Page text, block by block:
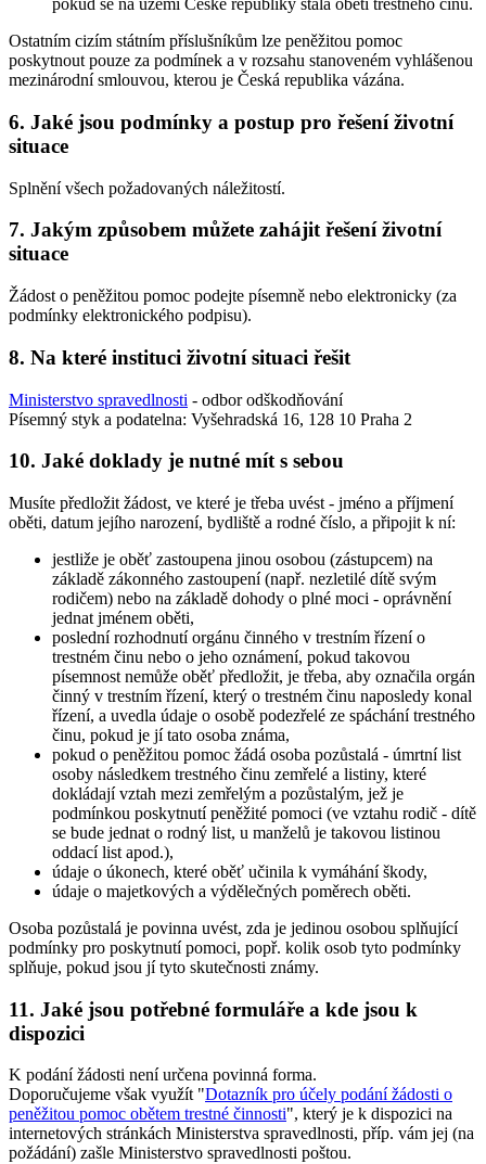
pokud se na území České republiky stala obětí trestného činu.
Ostatním cizím státním příslušníkům lze peněžitou pomoc
poskytnout pouze za podmínek a v rozsahu stanoveném vyhlášenou
mezinárodní smlouvou, kterou je Česká republika vázána.
6. Jaké jsou podmínky a postup pro řešení životní
situace
Splnění všech požadovaných náležitostí.
7. Jakým způsobem můžete zahájit řešení životní
situace
Žádost o peněžitou pomoc podejte písemně nebo elektronicky (za
podmínky elektronického podpisu).
8. Na které instituci životní situaci řešit
Ministerstvo spravedlnosti - odbor odškodňování
Písemný styk a podatelna: Vyšehradská 16, 128 10 Praha 2
10. Jaké doklady je nutné mít s sebou
Musíte předložit žádost, ve které je třeba uvést - jméno a příjmení
oběti, datum jejího narození, bydliště a rodné číslo, a připojit k ní:
jestliže je oběť zastoupena jinou osobou (zástupcem) na
základě zákonného zastoupení (např. nezletilé dítě svým
rodičem) nebo na základě dohody o plné moci - oprávnění
jednat jménem oběti,
poslední rozhodnutí orgánu činného v trestním řízení o
trestném činu nebo o jeho oznámení, pokud takovou
písemnost nemůže oběť předložit, je třeba, aby označila orgán
činný v trestním řízení, který o trestném činu naposledy konal
řízení, a uvedla údaje o osobě podezřelé ze spáchání trestného
činu, pokud je jí tato osoba známa,
pokud o peněžitou pomoc žádá osoba pozůstalá - úmrtní list
osoby následkem trestného činu zemřelé a listiny, které
dokládají vztah mezi zemřelým a pozůstalým, jež je
podmínkou poskytnutí peněžité pomoci (ve vztahu rodič - dítě
se bude jednat o rodný list, u manželů je takovou listinou
oddací list apod.),
údaje o úkonech, které oběť učinila k vymáhání škody,
údaje o majetkových a výdělečných poměrech oběti.
Osoba pozůstalá je povinna uvést, zda je jedinou osobou splňující
podmínky pro poskytnutí pomoci, popř. kolik osob tyto podmínky
splňuje, pokud jsou jí tyto skutečnosti známy.
11. Jaké jsou potřebné formuláře a kde jsou k
dispozici
K podání žádosti není určena povinná forma.
Doporučujeme však využít "Dotazník pro účely podání žádosti o
peněžitou pomoc obětem trestné činnosti", který je k dispozici na
internetových stránkách Ministerstva spravedlnosti, příp. vám jej (na
požádání) zašle Ministerstvo spravedlnosti poštou.